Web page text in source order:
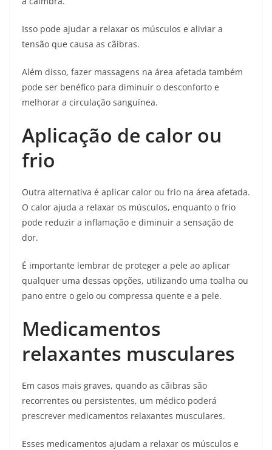
Isso pode ajudar a relaxar os músculos e aliviar a
tensão que causa as cãibras.
Além disso, fazer massagens na área afetada também
pode ser benéfico para diminuir o desconforto e
melhorar a circulação sanguínea.
Aplicação de calor ou
frio
Outra alternativa é aplicar calor ou frio na área afetada.
O calor ajuda a relaxar os músculos, enquanto o frio
pode reduzir a inflamação e diminuir a sensação de
dor.
É importante lembrar de proteger a pele ao aplicar
qualquer uma dessas opções, utilizando uma toalha ou
pano entre o gelo ou compressa quente e a pele.
Medicamentos
relaxantes musculares
Em casos mais graves, quando as cãibras são
recorrentes ou persistentes, um médico poderá
prescrever medicamentos relaxantes musculares.
Esses medicamentos ajudam a relaxar os músculos e